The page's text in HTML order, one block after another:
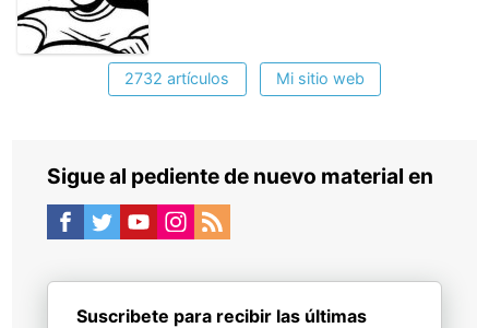
2732 artículos Mi sitio web
Sigue al pediente de nuevo material en
Suscribete para recibir las últimas